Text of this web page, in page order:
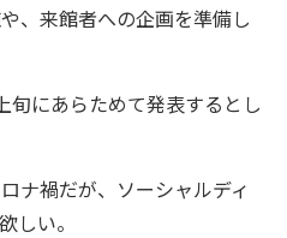
、来館者への企画を準備し
にあらためて発表するとし
ナ禍だが、ソーシャルディ
しい。